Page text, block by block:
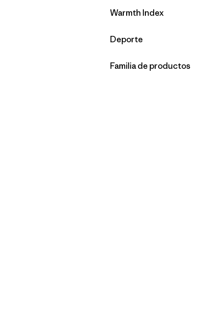
Filtrar por
Warmth Index
Filtrar por
Deporte
Filtrar por
Familia de productos